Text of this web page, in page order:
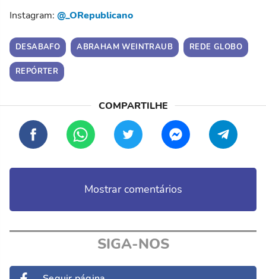
Instagram: @_ORepublicano
DESABAFO ABRAHAM WEINTRAUB REDE GLOBO
REPÓRTER
Mostrar comentários
SIGA-NOS